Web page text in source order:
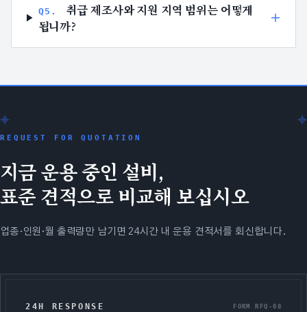
Q5 .
취급 제조사와 지원 지역 범위는 어떻게
됩니까?
REQUEST FOR QUOTATION
지금 운용 중인 설비,
표준 견적으로 비교해 보십시오
업종·인원·월 출력량만 남기면 24시간 내 운용 견적서를 회신합니다.
24H RESPONSE FORM RFQ-08